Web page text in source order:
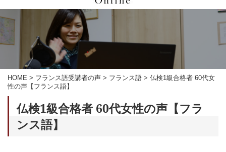
HOME > フランス語受講者の声 > フランス語 > 仏検1級合格者 60代女
性の声【フランス語】
仏検1級合格者 60代女性の声【フラ
ンス語】